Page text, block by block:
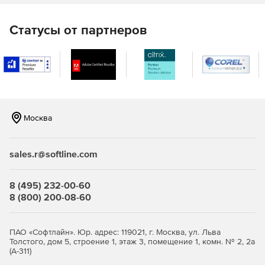
Поддержка модульности: корректная обработка
сложных ASN.1‑модулей.
Что нового в версии 8.0
Ускорение процесса компиляции: оптимизированный
алгоритм обработки ASN.1‑спецификаций сокращает
время генерации кода на 25-40 % по сравнению с
Улучшенная поддержка правил PER (Packed Encoding
Статусы от партнеров
Москва
sales.r@softline.com
8 (495) 232-00-60
8 (800) 200-08-60
ПАО «Софтлайн». Юр. адрес: 119021, г. Москва, ул. Льва
Толстого, дом 5, строение 1, этаж 3, помещение 1, комн. № 2, 2а
(А-311)